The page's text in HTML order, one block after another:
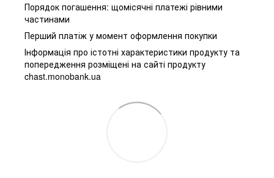
Порядок погашення: щомісячні платежі рівними
частинами
Перший платіж у момент оформлення покупки
Інформація про істотні характеристики продукту та
попередження розміщені на сайті продукту
chast.monobank.ua